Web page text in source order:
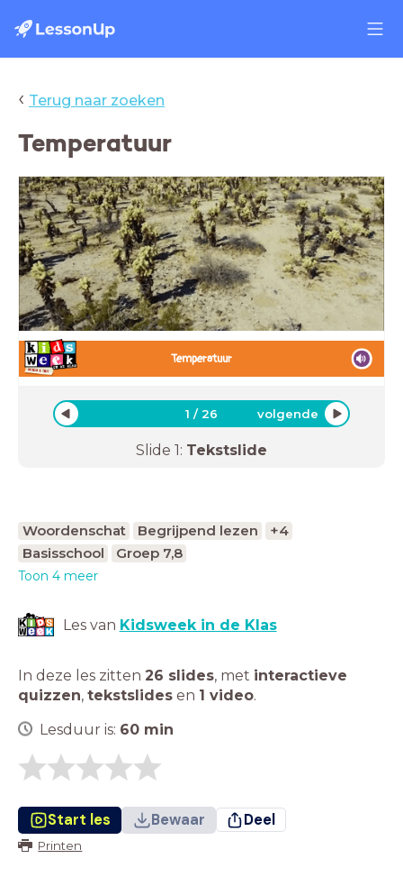
‹ Terug naar zoeken
Temperatuur
Temperatuur
1 /26 volgende
Slide 1: Tekstslide
Woordenschat Begrijpend lezen
+4
Basisschool
Groep 7,8
Toon 4 meer
Les van Kidsweek in de Klas
In deze les zitten 26 slides, met interactieve
quizzen, tekstslides en 1 video.
Lesduur is: 60 min
Start les Bewaar Deel
Printen